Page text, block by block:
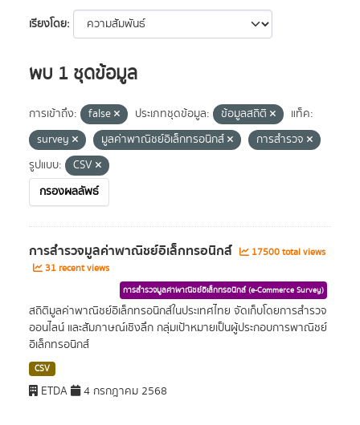
เรียงโดย
พบ 1 ชุดข้อมูล
การเข้าถึง: false ประเภทชุดข้อมูล: ข้อมูลสถิติ
แท็ค:
survey
มูลค่าพาณิชย์อิเล็กทรอนิกส์
การสำรวจ
รูปแบบ:
CSV
กรองผลลัพธ์
การสำรวจมูลค่าพาณิชย์อิเล็กทรอนิกส์
17500 total views
31 recent views
การสำรวจมูลค่าพาณิชย์อิเล็กทรอนิกส์ (e-Commerce Survey)
สถิติมูลค่าพาณิชย์อิเล็กทรอนิกส์ในประเทศไทย จัดเก็บโดยการสำรวจ
ออนไลน์ และสัมภาษณ์เชิงลึก กลุ่มเป้าหมายเป็นผู้ประกอบการพาณิชย์
อิเล็กทรอนิกส์
CSV
ETDA 4 กรกฎาคม 2568